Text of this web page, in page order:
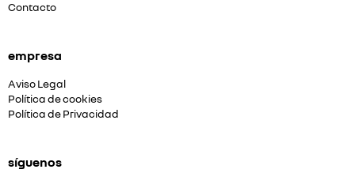
Contacto
empresa
Aviso Legal
Política de cookies
Política de Privacidad
síguenos